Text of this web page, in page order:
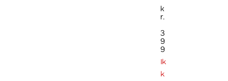
k
r.
3
9
9
Ik
k